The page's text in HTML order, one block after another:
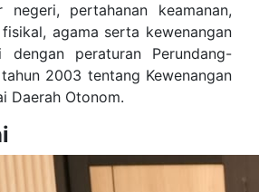
pertahanan keamanan,
agama serta kewenangan
dengan peraturan Perundang-
2003 tentang Kewenangan
Daerah Otonom.